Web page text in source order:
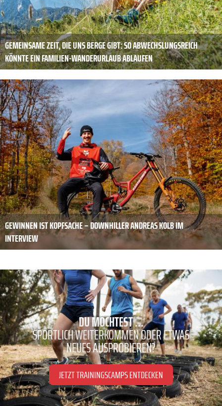
GEMEINSAME ZEIT, DIE UNS BERGE GIBT: SO ABWECHSLUNGSREICH
KÖNNTE EIN FAMILIEN-WANDERURLAUB ABLAUFEN
GEWINNEN IST KOPFSACHE – DOWNHILLER ANDREAS KOLB IM
INTERVIEW
DU MÖCHTEST ...
SPORTLICH WEITERKOMMEN ODER ETWAS
NEUES AUSPROBIEREN?
JETZT TRAININGSCAMPS ENTDECKEN